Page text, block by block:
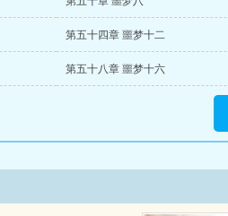
第五十四章 噩梦十二
第五十八章 噩梦十六